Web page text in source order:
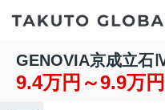
GENOVIA京成立
9.4万円～9.9万円